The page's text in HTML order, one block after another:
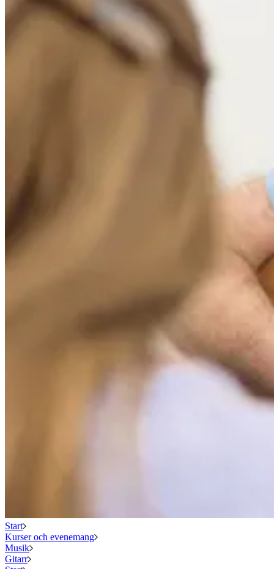
Start
Kurser och evenemang
Musik
Gitarr